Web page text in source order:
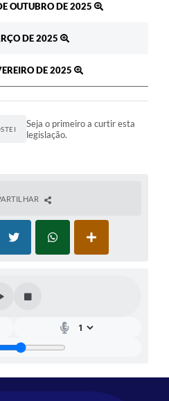
OUTUBRO DE 2025
DE 2025
DE 2025
Seja o primeiro a curtir esta
legislação.